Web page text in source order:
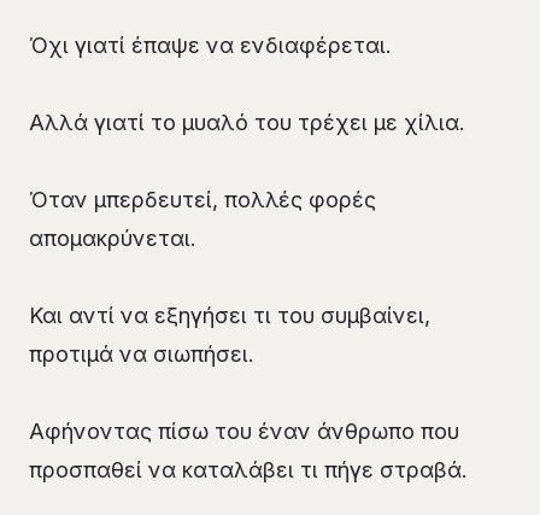
Όχι γιατί έπαψε να ενδιαφέρεται.
Αλλά γιατί το μυαλό του τρέχει με χίλια.
Όταν μπερδευτεί, πολλές φορές
απομακρύνεται.
Και αντί να εξηγήσει τι του συμβαίνει,
προτιμά να σιωπήσει.
Αφήνοντας πίσω του έναν άνθρωπο που
προσπαθεί να καταλάβει τι πήγε στραβά.